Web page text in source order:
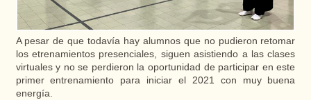
A pesar de que todavía hay alumnos que no pudieron retomar
los etrenamientos presenciales, siguen asistiendo a las clases
virtuales y no se perdieron la oportunidad de participar en este
primer entrenamiento para iniciar el 2021 con muy buena
energía.